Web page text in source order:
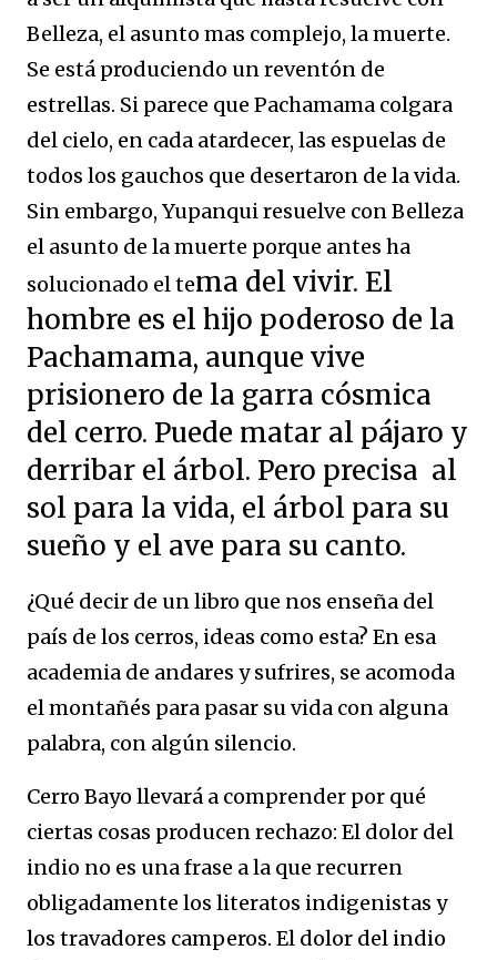
Belleza, el asunto mas complejo, la muerte.
Se está produciendo un reventón de
estrellas. Si parece que Pachamama colgara
del cielo, en cada atardecer, las espuelas de
todos los gauchos que desertaron de la vida.
Sin embargo, Yupanqui resuelve con Belleza
el asunto de la muerte porque antes ha
solucionado el tema del vivir. El
hombre es el hijo poderoso de la
Pachamama, aunque vive
prisionero de la garra cósmica
del cerro. Puede matar al pájaro y
derribar el árbol. Pero precisa al
sol para la vida, el árbol para su
sueño y el ave para su canto.
¿Qué decir de un libro que nos enseña del
país de los cerros, ideas como esta? En esa
academia de andares y sufrires, se acomoda
el montañés para pasar su vida con alguna
palabra, con algún silencio.
Cerro Bayo llevará a comprender por qué
ciertas cosas producen rechazo: El dolor del
indio no es una frase a la que recurren
obligadamente los literatos indigenistas y
los travadores camperos. El dolor del indio